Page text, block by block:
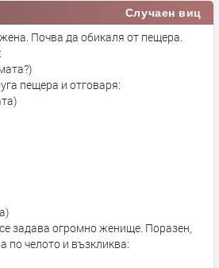
Случаен виц
Почва да обикаля от пещера.
пещера и отговаря:
задава огромно женище. Поразен,
по челото и възкликва: